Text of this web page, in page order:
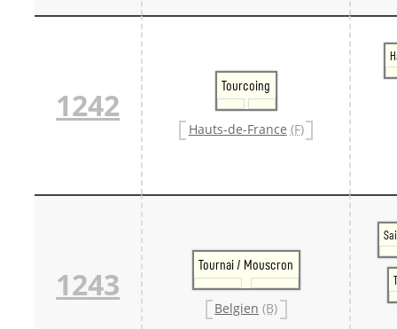
1242
Tourcoing
Hauts-de-France (F)
1243
Tournai / Mouscron
Belgien (B)